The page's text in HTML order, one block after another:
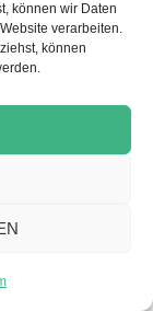
können wir Daten
verarbeiten.
können